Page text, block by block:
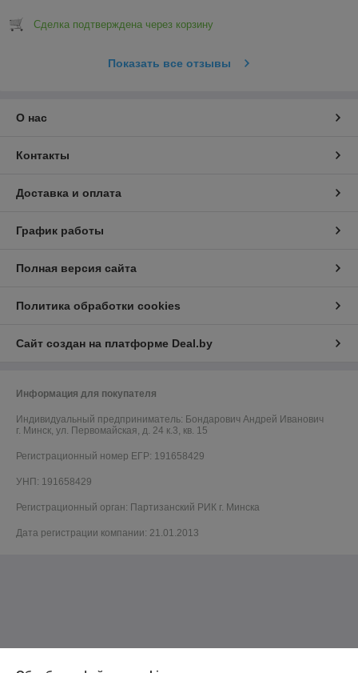
Сделка подтверждена через корзину
Показать все отзывы
О нас
Контакты
Доставка и оплата
График работы
Полная версия сайта
Политика обработки cookies
Сайт создан на платформе Deal.by
Информация для покупателя
Индивидуальный предприниматель: Бондарович Андрей Иванович
г. Минск, ул. Первомайская, д. 24 к.3, кв. 15
Регистрационный номер ЕГР: 191658429
УНП: 191658429
Регистрационный орган: Партизанский РИК г. Минска
Дата регистрации компании: 21.01.2013